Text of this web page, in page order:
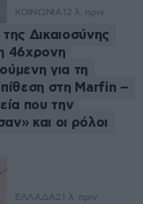
ΚΟΙΝΩΝΙΑ 12 λ. πριν
Δικαιοσύνης
46χρονη
για τη
στη Marfin –
που την
και οι ρόλοι
ΕΛΛΑΔΑ21 λ. πριν